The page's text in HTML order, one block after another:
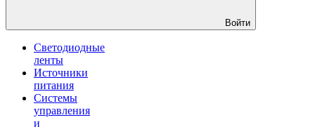
Войти
Светодиодные
ленты
Источники
питания
Системы
управления
и